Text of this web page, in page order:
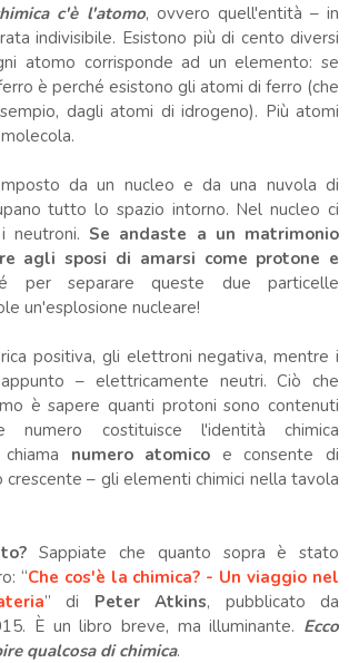
c'è l'atomo, ovvero quell'entità – in
indivisibile. Esistono più di cento diversi
atomo corrisponde ad un elemento: se
è perché esistono gli atomi di ferro (che
dagli atomi di idrogeno). Più atomi
da un nucleo e da una nuvola di
tutto lo spazio intorno. Nel nucleo ci
neutroni. Se andaste a un matrimonio
agli sposi di amarsi come protone e
per separare queste due particelle
un'esplosione nucleare!
positiva, gli elettroni negativa, mentre i
– elettricamente neutri. Ciò che
è sapere quanti protoni sono contenuti
costituisce l'identità chimica
numero atomico e consente di
crescente – gli elementi chimici nella tavola
Sappiate che quanto sopra è stato
“Che cos'è la chimica? - Un viaggio nel
” di Peter Atkins, pubblicato da
È un libro breve, ma illuminante. Ecco
qualcosa di chimica.